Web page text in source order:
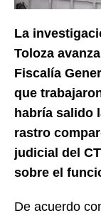
La
Toloza
Fiscalía
que
habría salido
rastro
judicial del
sobre el
De acuerdo